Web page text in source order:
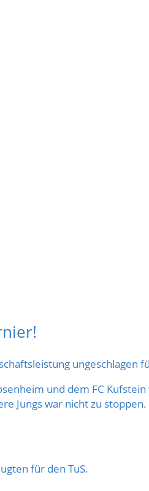
und dem FC
Jungs war nicht zu stoppen.
für den TuS.